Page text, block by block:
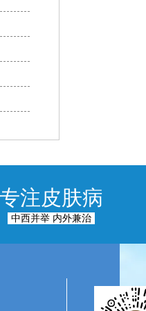
专注皮肤病
中西并举 内外兼治